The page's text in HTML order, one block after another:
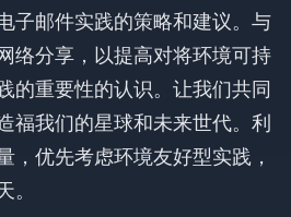
子邮件实践的策略和建议。与
络分享，以提高对将环境可持
的重要性的认识。让我们共同
福我们的星球和未来世代。利
，优先考虑环境友好型实践，
。